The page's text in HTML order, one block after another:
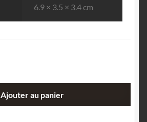
6.9 × 3.5 × 3.4 cm
Ajouter au panier